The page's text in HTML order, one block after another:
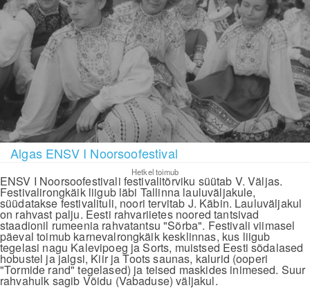
Algas ENSV I Noorsoofestival
Hetkel toimub
ENSV I Noorsoofestivali festivalitõrviku süütab V. Väljas.
Festivalirongkäik liigub läbi Tallinna lauluväljakule,
süüdatakse festivalituli, noori tervitab J. Käbin. Lauluväljakul
on rahvast palju. Eesti rahvariietes noored tantsivad
staadionil rumeenia rahvatantsu "Sõrba". Festivali viimasel
päeval toimub karnevalrongkäik kesklinnas, kus liigub
tegelasi nagu Kalevipoeg ja Sorts, muistsed Eesti sõdalased
hobustel ja jalgsi, Kiir ja Toots saunas, kalurid (ooperi
"Tormide rand" tegelased) ja teised maskides inimesed. Suur
rahvahulk sagib Võidu (Vabaduse) väljakul.